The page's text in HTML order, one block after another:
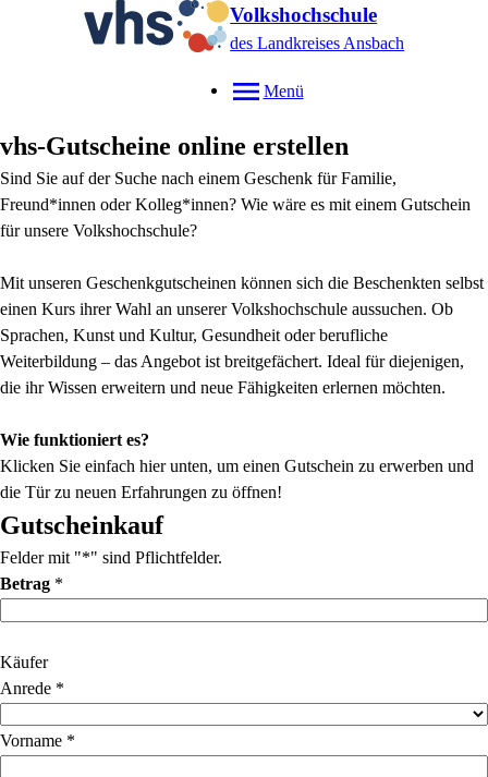
Volkshochschule
des Landkreises Ansbach
Menü
vhs-Gutscheine online erstellen
Sind Sie auf der Suche nach einem Geschenk für Familie,
Freund*innen oder Kolleg*innen? Wie wäre es mit einem Gutschein
für unsere Volkshochschule?
Mit unseren Geschenkgutscheinen können sich die Beschenkten selbst
einen Kurs ihrer Wahl an unserer Volkshochschule aussuchen. Ob
Sprachen, Kunst und Kultur, Gesundheit oder berufliche
Weiterbildung – das Angebot ist breitgefächert. Ideal für diejenigen,
die ihr Wissen erweitern und neue Fähigkeiten erlernen möchten.
Wie funktioniert es?
Klicken Sie einfach hier unten, um einen Gutschein zu erwerben und
die Tür zu neuen Erfahrungen zu öffnen!
Gutscheinkauf
Felder mit "*" sind Pflichtfelder.
Betrag *
Käufer
Anrede *
Vorname *